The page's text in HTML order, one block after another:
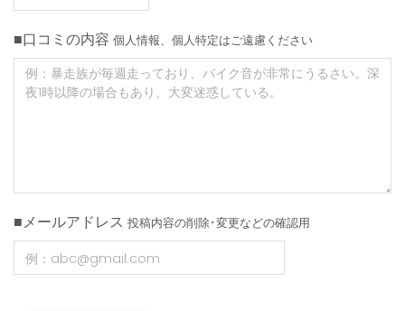
■口コミの内容 個人情報、個人特定はご遠慮ください
■メールアドレス 投稿内容の削除･変更などの確認用